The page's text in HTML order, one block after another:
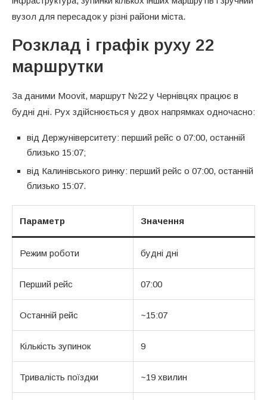
вузол для пересадок у різні райони міста.
Розклад і графік руху 22
маршрутки
За даними Moovit, маршрут №22 у Чернівцях працює в
будні дні. Рух здійснюється у двох напрямках одночасно:
від Держуніверситету: перший рейс о 07:00, останній
близько 15:07;
від Калинівського ринку: перший рейс о 07:00, останній
близько 15:07.
Параметр Значення
Режим роботи будні дні
Перший рейс 07:00
Останній рейс ~15:07
Кількість зупинок 9
Тривалість поїздки ~19 хвилин